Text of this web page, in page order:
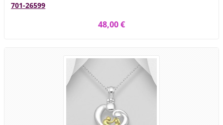
701-26599
48,00 €